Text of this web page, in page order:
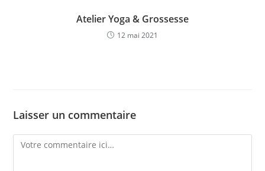
Atelier Yoga & Grossesse
12 mai 2021
Laisser un commentaire